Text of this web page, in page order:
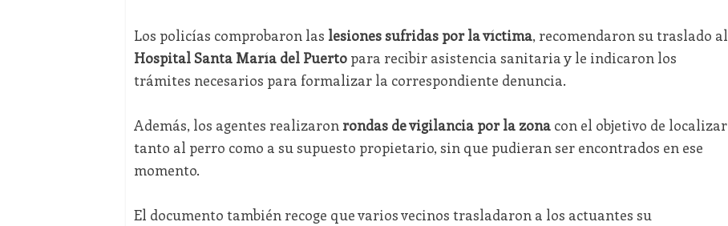
Los policías comprobaron las lesiones sufridas por la víctima, recomendaron su traslado al
Hospital Santa María del Puertopara recibir asistencia sanitaria y le indicaron los
trámites necesarios para formalizar la correspondiente denuncia.
Además, los agentes realizaronrondas de vigilancia por la zonacon el objetivo de localizar
tanto al perro como a su supuesto propietario, sin que pudieran ser encontrados en ese
momento.
El documento también recoge que varios vecinos trasladaron a los actuantes su